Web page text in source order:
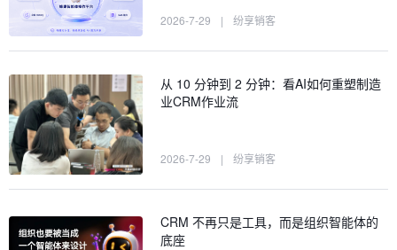
2026-7-29 | 纷享销客
从 10 分钟到 2 分钟：看AI如何重塑制造
业CRM作业流
2026-7-29 | 纷享销客
CRM 不再只是工具，而是组织智能体的
底座